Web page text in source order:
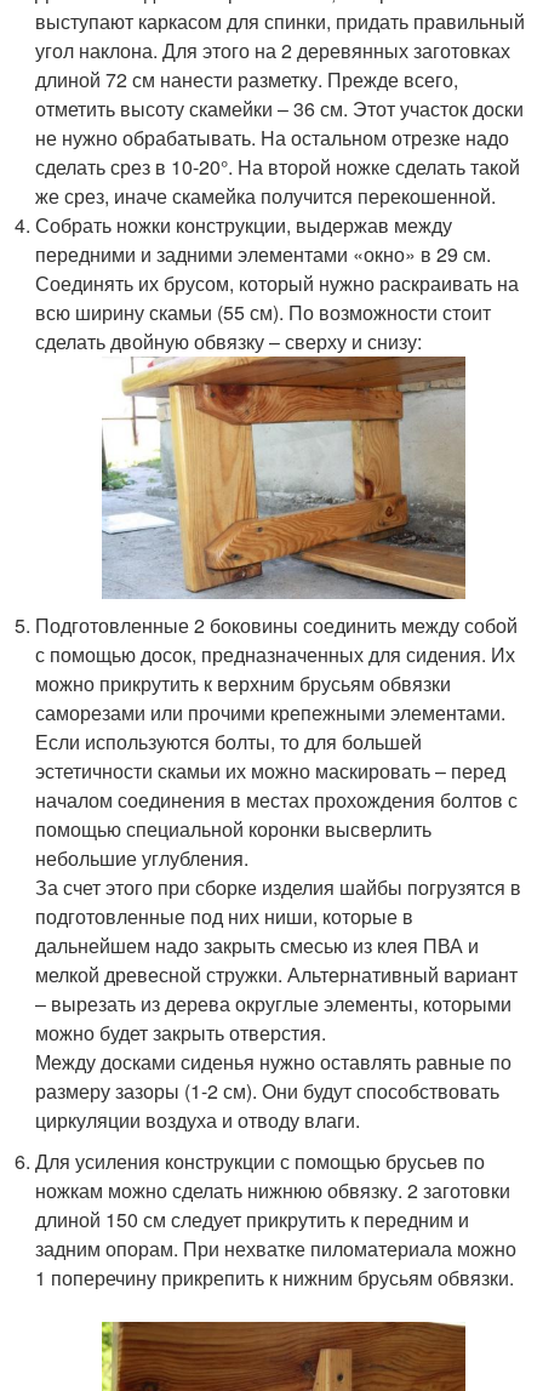
выступают каркасом для спинки, придать правильный
угол наклона. Для этого на 2 деревянных заготовках
длиной 72 см нанести разметку. Прежде всего,
отметить высоту скамейки – 36 см. Этот участок доски
не нужно обрабатывать. На остальном отрезке надо
сделать срез в 10-20°. На второй ножке сделать такой
же срез, иначе скамейка получится перекошенной.
Собрать ножки конструкции, выдержав между
передними и задними элементами «окно» в 29 см.
Соединять их брусом, который нужно раскраивать на
всю ширину скамьи (55 см). По возможности стоит
сделать двойную обвязку – сверху и снизу:
Подготовленные 2 боковины соединить между собой
с помощью досок, предназначенных для сидения. Их
можно прикрутить к верхним брусьям обвязки
саморезами или прочими крепежными элементами.
Если используются болты, то для большей
эстетичности скамьи их можно маскировать – перед
началом соединения в местах прохождения болтов с
помощью специальной коронки высверлить
небольшие углубления.
За счет этого при сборке изделия шайбы погрузятся в
подготовленные под них ниши, которые в
дальнейшем надо закрыть смесью из клея ПВА и
мелкой древесной стружки. Альтернативный вариант
– вырезать из дерева округлые элементы, которыми
можно будет закрыть отверстия.
Между досками сиденья нужно оставлять равные по
размеру зазоры (1-2 см). Они будут способствовать
циркуляции воздуха и отводу влаги.
Для усиления конструкции с помощью брусьев по
ножкам можно сделать нижнюю обвязку. 2 заготовки
длиной 150 см следует прикрутить к передним и
задним опорам. При нехватке пиломатериала можно
1 поперечину прикрепить к нижним брусьям обвязки.